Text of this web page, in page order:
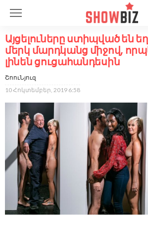
Այցելուները ստիպված են
մերկ մարդկանց միջով,
լինեն ցուցահանդեսին
ՇոուՆյուզ
10 Հոկտեմբեր, 2019 6:58